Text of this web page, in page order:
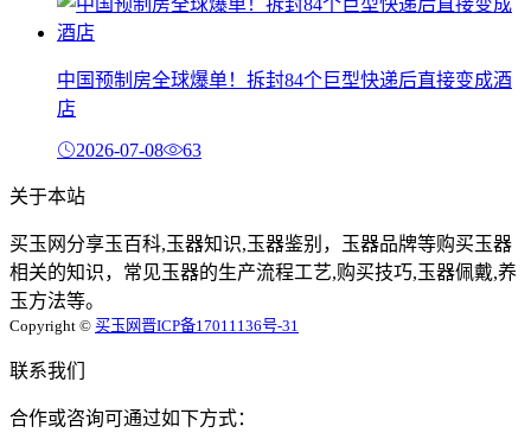
中国预制房全球爆单！拆封84个巨型快递后直接变成酒
店
2026-07-08 63
关于本站
买玉网分享玉百科,玉器知识,玉器鉴别，玉器品牌等购买玉器
相关的知识，常见玉器的生产流程工艺,购买技巧,玉器佩戴,养
玉方法等。
Copyright © 买玉网晋ICP备17011136号-31
联系我们
合作或咨询可通过如下方式：